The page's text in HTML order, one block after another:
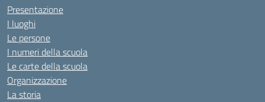
Presentazione
I luoghi
Le persone
I numeri della scuola
Le carte della scuola
Organizzazione
La storia